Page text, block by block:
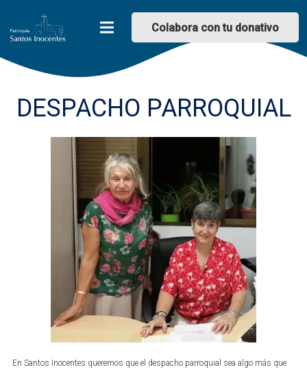
Colabora con tu donativo
DESPACHO PARROQUIAL
En Santos Inocentes queremos que el despacho parroquial sea algo más que